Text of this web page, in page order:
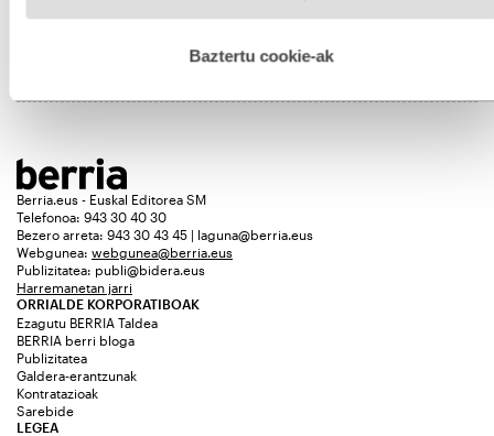
esplizitua ematen diguzu.Gehiago irakurri
Baztertu cookie-ak
Berria.eus - Euskal Editorea SM
Telefonoa: 943 30 40 30
Bezero arreta: 943 30 43 45 | laguna@berria.eus
Webgunea: webgunea@berria.eus
Publizitatea: publi@bidera.eus
Harremanetan jarri
ORRIALDE KORPORATIBOAK
Ezagutu BERRIA Taldea
BERRIA berri bloga
Publizitatea
Galdera-erantzunak
Kontratazioak
Sarebide
LEGEA